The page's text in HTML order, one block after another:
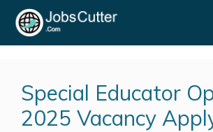
Special Educator
2025 Vacancy